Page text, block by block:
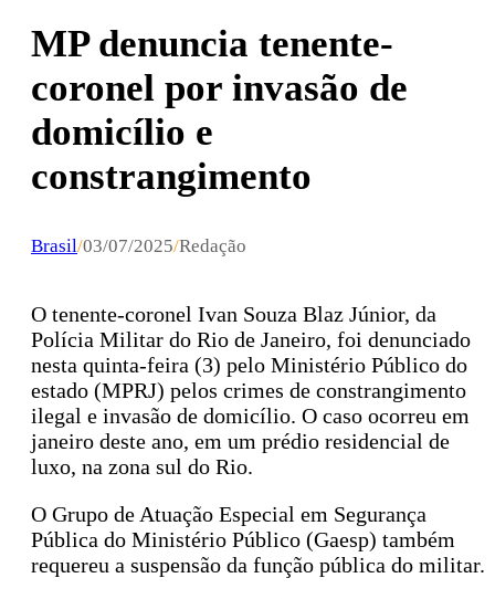
MP denuncia tenente-
coronel por invasão de
domicílio e
constrangimento
Brasil/03/07/2025/Redação
O tenente-coronel Ivan Souza Blaz Júnior, da
Polícia Militar do Rio de Janeiro, foi denunciado
nesta quinta-feira (3) pelo Ministério Público do
estado (MPRJ) pelos crimes de constrangimento
ilegal e invasão de domicílio. O caso ocorreu em
janeiro deste ano, em um prédio residencial de
luxo, na zona sul do Rio.
O Grupo de Atuação Especial em Segurança
Pública do Ministério Público (Gaesp) também
requereu a suspensão da função pública do militar.